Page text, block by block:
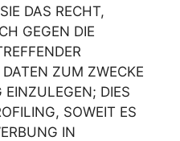
DAS RECHT,
GEGEN DIE
ZUM ZWECKE
EINZULEGEN; DIES
SOWEIT ES
IN